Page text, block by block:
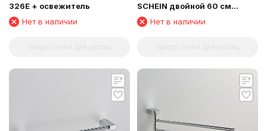
326E + освежитель
Нет в наличии
SCHEIN двойной 60 см
(D32821)
Нет в наличии